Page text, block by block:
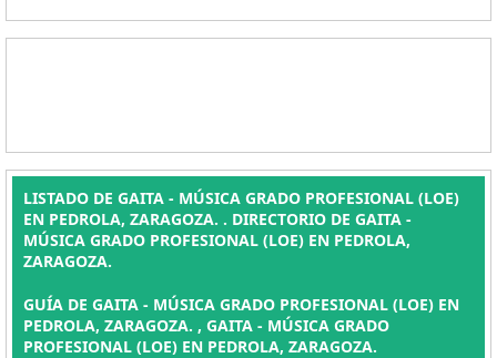
LISTADO DE GAITA - MÚSICA GRADO PROFESIONAL (LOE)
EN PEDROLA, ZARAGOZA. . DIRECTORIO DE GAITA -
MÚSICA GRADO PROFESIONAL (LOE) EN PEDROLA,
ZARAGOZA.
GUÍA DE GAITA - MÚSICA GRADO PROFESIONAL (LOE) EN
PEDROLA, ZARAGOZA. , GAITA - MÚSICA GRADO
PROFESIONAL (LOE) EN PEDROLA, ZARAGOZA.